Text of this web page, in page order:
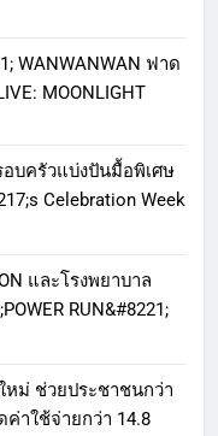
WANWANWAN ฟาด
MOONLIGHT
บครัวแบ่งปันมื้อพิเศษ
Celebration Week
และโรงพยาบาล
RUN&#8221;
ม่ ช่วยประชาชนกว่า
ค่าใช้จ่ายกว่า 14.8